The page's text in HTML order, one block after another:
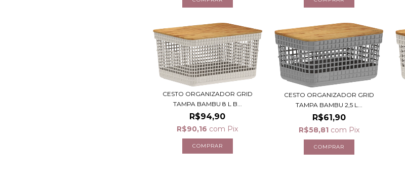
CESTO ORGANIZADOR GRID
TAMPA BAMBU 8 L B...
R$94,90
R$90,16 com Pix
CESTO ORGANIZADOR GRID
TAMPA BAMBU 2,5 L...
R$61,90
R$58,81 com Pix